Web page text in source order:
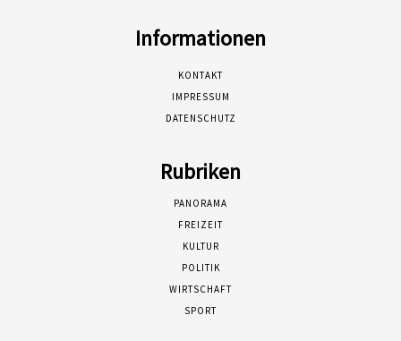
Informationen
KONTAKT
IMPRESSUM
DATENSCHUTZ
Rubriken
PANORAMA
FREIZEIT
KULTUR
POLITIK
WIRTSCHAFT
SPORT